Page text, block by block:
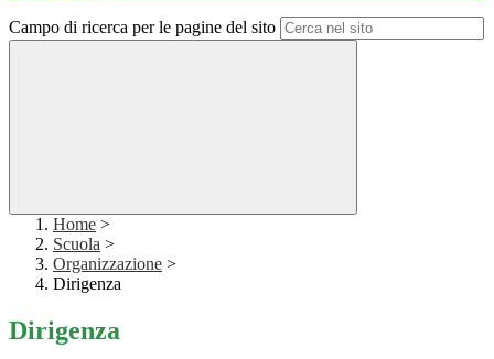
Campo di ricerca per le pagine del sito
Home >
Scuola >
Organizzazione >
Dirigenza
Dirigenza